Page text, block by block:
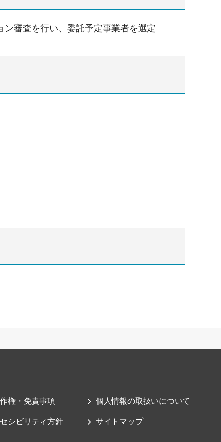
審査を行い、委託予定事業者を選定
権・免責事項 個人情報の取扱いについて
シビリティ方針 サイトマップ